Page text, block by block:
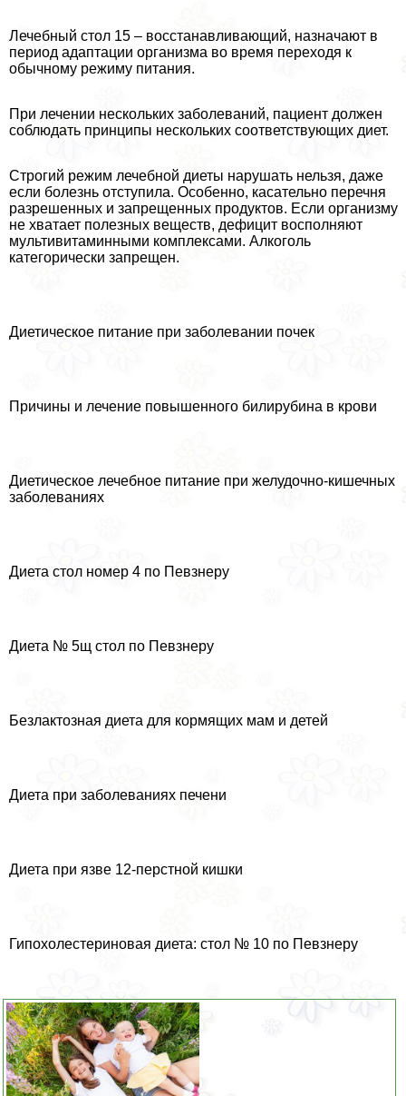
Лечебный стол 15 – восстанавливающий, назначают в
период адаптации организма во время переходя к
обычному режиму питания.
При лечении нескольких заболеваний, пациент должен
соблюдать принципы нескольких соответствующих диет.
Строгий режим лечебной диеты нарушать нельзя, даже
если болезнь отступила. Особенно, касательно перечня
разрешенных и запрещенных продуктов. Если организму
не хватает полезных веществ, дефицит восполняют
мультивитаминными комплексами. Алкоголь
категорически запрещен.
Диетическое питание при заболевании почек
Причины и лечение повышенного билирубина в крови
Диетическое лечебное питание при желудочно-кишечных
заболеваниях
Диета стол номер 4 по Певзнеру
Диета № 5щ стол по Певзнеру
Безлактозная диета для кормящих мам и детей
Диета при заболеваниях печени
Диета при язве 12-перстной кишки
Гипохолестериновая диета: стол № 10 по Певзнеру